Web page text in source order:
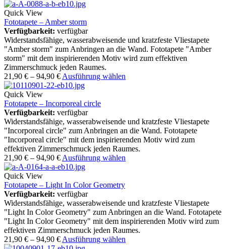
Quick View
Fototapete – Amber storm
Verfügbarkeit: verfügbar
Widerstandsfähige, wasserabweisende und kratzfeste Vliestapete
"Amber storm" zum Anbringen an die Wand. Fototapete "Amber
storm" mit dem inspirierenden Motiv wird zum effektiven
Zimmerschmuck jeden Raumes.
21,90 € – 94,90 € Ausführung wählen
Quick View
Fototapete – Incorporeal circle
Verfügbarkeit: verfügbar
Widerstandsfähige, wasserabweisende und kratzfeste Vliestapete
"Incorporeal circle" zum Anbringen an die Wand. Fototapete
"Incorporeal circle" mit dem inspirierenden Motiv wird zum
effektiven Zimmerschmuck jeden Raumes.
21,90 € – 94,90 € Ausführung wählen
Quick View
Fototapete – Light In Color Geometry
Verfügbarkeit: verfügbar
Widerstandsfähige, wasserabweisende und kratzfeste Vliestapete
"Light In Color Geometry" zum Anbringen an die Wand. Fototapete
"Light In Color Geometry" mit dem inspirierenden Motiv wird zum
effektiven Zimmerschmuck jeden Raumes.
21,90 € – 94,90 € Ausführung wählen